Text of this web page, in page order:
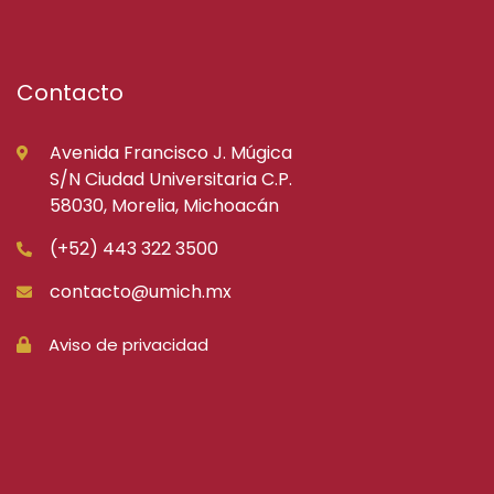
Contacto
Avenida Francisco J. Múgica
S/N Ciudad Universitaria C.P.
58030, Morelia, Michoacán
(+52) 443 322 3500
contacto@umich.mx
Aviso de privacidad